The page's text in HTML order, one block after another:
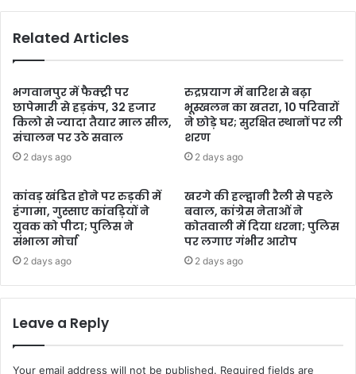
Related Articles
भगवानपुर में फैक्ट्री पर
छापेमारी से हड़कंप, 32 हजार
किलो से ज्यादा तैयार माल सील,
संचालन पर उठे सवाल
2 days ago
रुद्रप्रयाग में बारिश से बढ़ा
भूस्खलन का खतरा, 10 परिवारों
ने छोड़े घर; सुरक्षित स्थानों पर ली
शरण
2 days ago
कांवड़ खंडित होने पर रुड़की में
हंगामा, गुस्साए कांवड़ियों ने
युवक को पीटा; पुलिस ने
संभाला मोर्चा
2 days ago
खरगे की हल्द्वानी रैली से पहले
बवाल, कांग्रेस नेताओं ने
कोतवाली में दिया धरना; पुलिस
पर लगाए गंभीर आरोप
2 days ago
Leave a Reply
Your email address will not be published. Required fields are